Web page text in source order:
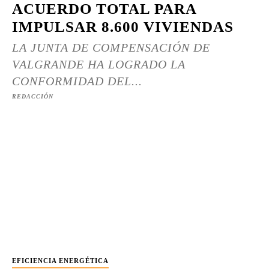
ACUERDO TOTAL PARA
IMPULSAR 8.600 VIVIENDAS
LA JUNTA DE COMPENSACIÓN DE
VALGRANDE HA LOGRADO LA
CONFORMIDAD DEL...
REDACCIÓN
EFICIENCIA ENERGÉTICA